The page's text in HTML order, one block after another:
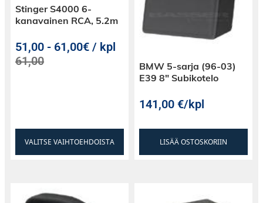
Stinger S4000 6-
kanavainen RCA, 5.2m
51,00 - 61,00€ / kpl
61,00
VALITSE VAIHTOEHDOISTA
BMW 5-sarja (96-03)
E39 8″ Subikotelo
141,00€/kpl
LISÄÄ OSTOSKORIIN